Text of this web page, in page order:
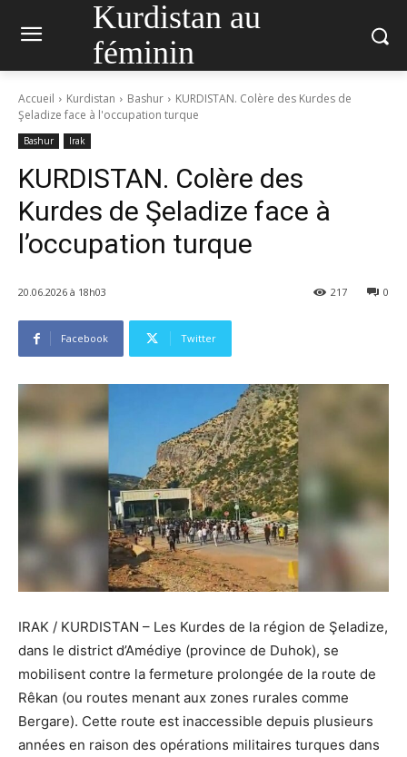
Kurdistan au
féminin
Accueil Kurdistan Bashur
KURDISTAN. Colère des Kurdes de
Şeladize face à l'occupation turque
Bashur Irak
KURDISTAN. Colère des
Kurdes de Şeladize face à
l’occupation turque
20.06.2026 à 18h03 0
217
Facebook Twitter
IRAK / KURDISTAN – Les Kurdes de la région de Şeladize,
dans le district d’Amédiye (province de Duhok), se
mobilisent contre la fermeture prolongée de la route de
Rêkan (ou routes menant aux zones rurales comme
Bergare). Cette route est inaccessible depuis plusieurs
années en raison des opérations militaires turques dans